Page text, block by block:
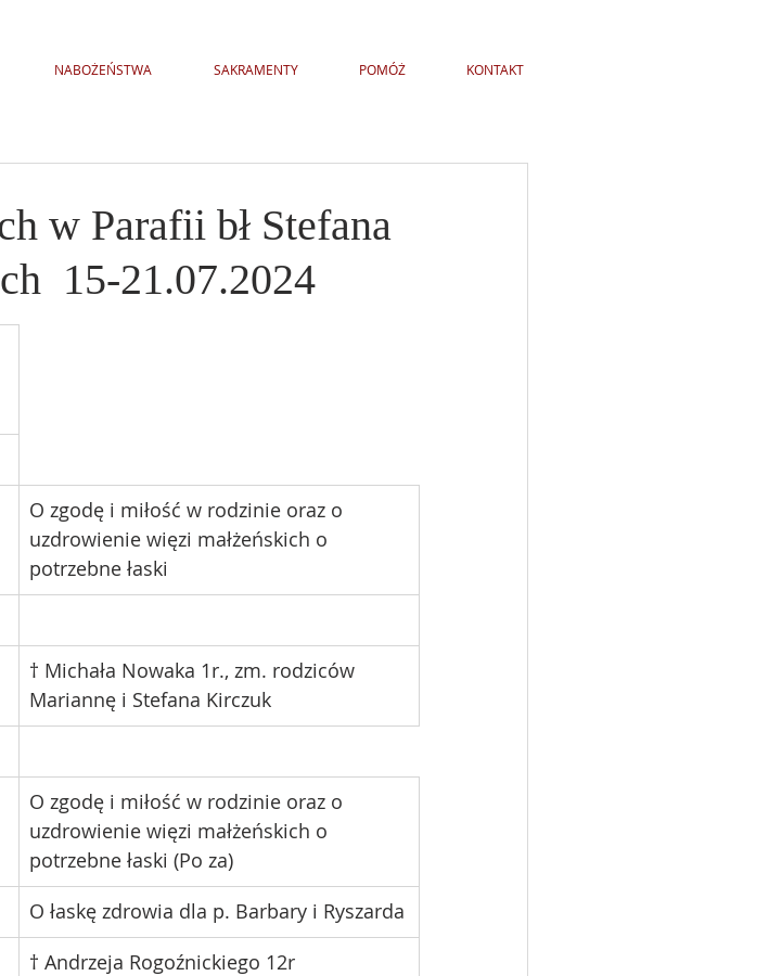
NABOŻEŃSTWA SAKRAMENTY POMÓŻ KONTAKT
w Parafii bł Stefana
15-21.07.2024
O zgodę i miłość w rodzinie oraz o
uzdrowienie więzi małżeńskich o
potrzebne łaski
† Michała Nowaka 1r., zm. rodziców
Mariannę i Stefana Kirczuk
O zgodę i miłość w rodzinie oraz o
uzdrowienie więzi małżeńskich o
potrzebne łaski (Po za)
O łaskę zdrowia dla p. Barbary i Ryszarda
† Andrzeja Rogoźnickiego 12r